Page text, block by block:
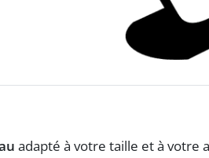
adapté à votre taille et à votre